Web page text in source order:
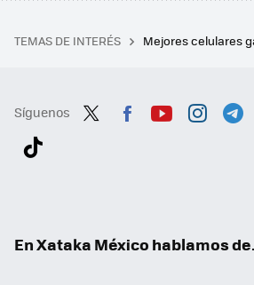
TEMAS DE INTERÉS Mejores celulares
Síguenos
En Xataka México hablamos